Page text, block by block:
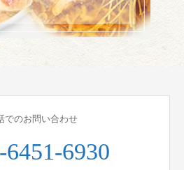
でのお問い合わせ
6451-6930